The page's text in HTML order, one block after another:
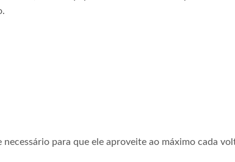
para que ele aproveite ao máximo cada